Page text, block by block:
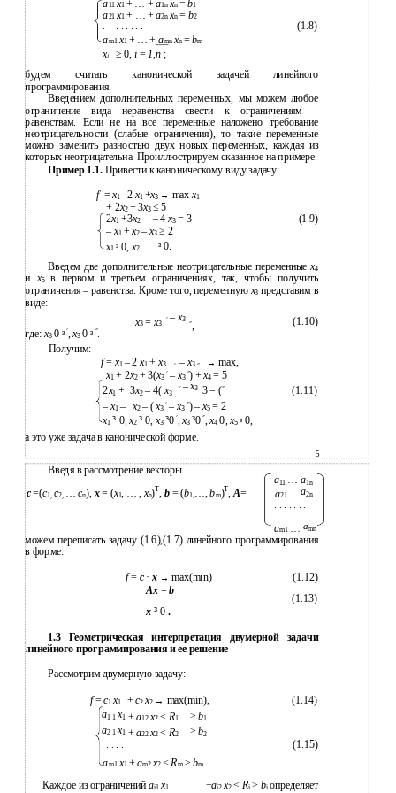
a 11 x1 + … +a1n xn =b1
a21x1+ … +a2nxn= b2
. . . . . . . (1.8)
am1 x1 + … + amn xn =bm
xi ≥ 0, i =1,n ;
будем считать канонической задачей линейного
программирования.
Введением дополнительных переменных, мы можем любое
ограничение вида неравенства свести к ограничениям –
равенствам. Если не на все переменные наложено требование
неотрицательности (слабые ограничения), то такие переменные
можно заменить разностью двух новых переменных, каждая из
которых неотрицательна. Проиллюстрируем сказанное на примере.
Пример 1.1. Привести к каноническому виду задачу:
f =x1 –2 x1 +x3 → maxx1
+ 2x2 + 3x3≤ 5
2x1 +3x2 – 4x3= 3
(1.9)
–x1 +x2–x3≥ 2
x1³0, x2 ³ 0.
Введем две дополнительные неотрицательные переменныеx4
и x5в первом и третьем ограничениях, так, чтобы получить
ограничения – равенства. Кроме того, переменную x3 представим в
виде:
x3= x3
׳ – x3
״,
(1.10)
где: x3
׳ ³ 0,x3
״ ³ 0.
Получим:
f= x1 – 2x1 + x3 ׳ – x3 ״ →max,
x1 + 2x2 + 3(x3
׳ – x3
״) +x4= 5
2x1 + 3x2– 4( x3
׳ –x3 ״) = 3
(1.11)
–x1– x2– (x3 –x3
״) –x5= 2
x1 ³ 0,x2 ³0, x3
׳ ³ 0,x3
״ ³ 0,x40,x5³0,
а это уже задача в канонической форме.
5
Введя в рассмотрение векторы
c=(c1, c2, …cn), x= (x1, … , xn)T, b = (b1,…,bm)T,A=
a11 … a1n
a21 …a2n
. . . . . . .
am1 amn
можем переписать задачу (1.6),(1.7) линейного программирования
в форме:
f= c ·x →max(min)
(1.12)
Ax =b
(1.13)
x³0.
1.3 Геометрическая интерпретация двумерной задачи
линейного программирования и ее решение
Рассмотрим двумерную задачу:
f=c1x1 +c2x2 → max(min),
(1.14)
a1 1 x1 +a12x2< R1 >b1
a2 1 x1 +a22x2< R2 >b2
. . . . . (1.15)
am1 x1 +am2x2<Rm >bm .
Каждое из ограниченийai1x1 +ai2x2 < Ri> biопределяет